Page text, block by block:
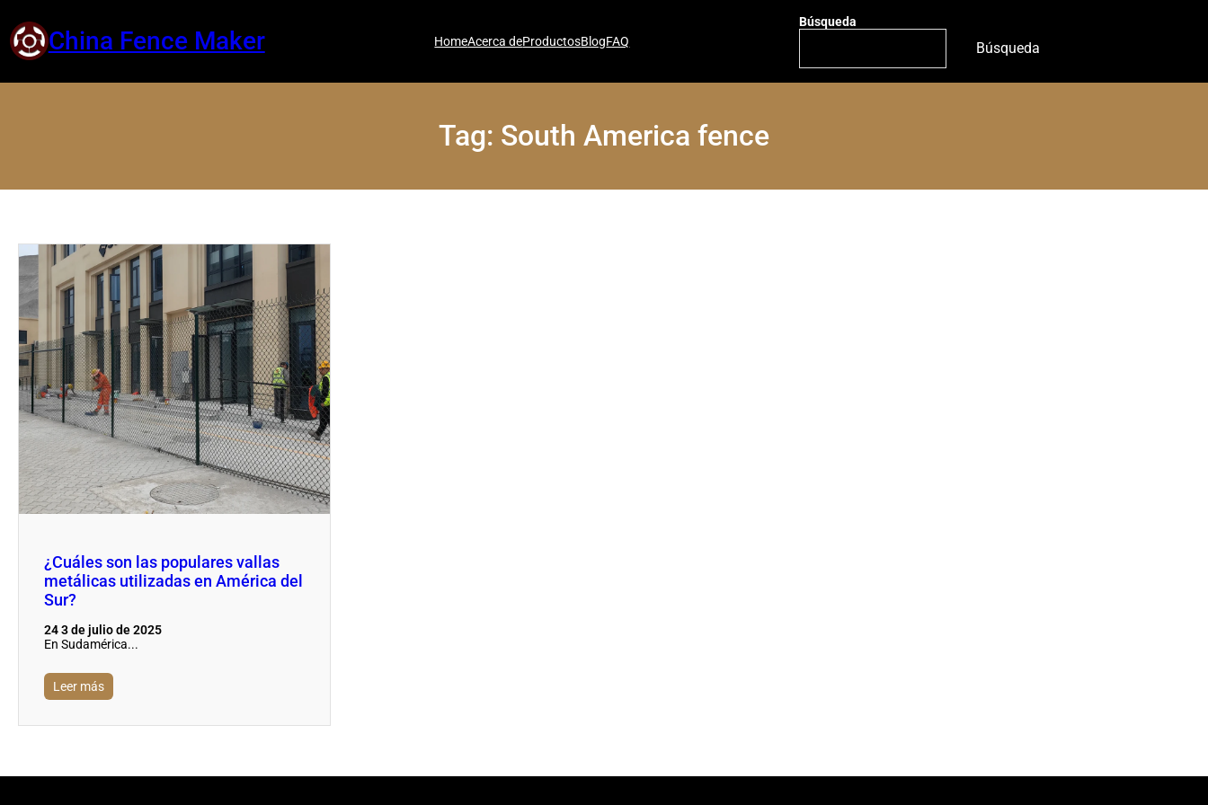
China Fence Maker HomeAcerca deProductosBlogFAQ
Búsqueda
Búsqueda
Tag: South America fence
¿Cuáles son las populares vallas
metálicas utilizadas en América del
Sur?
24 3 de julio de 2025
En Sudamérica...
Leer más